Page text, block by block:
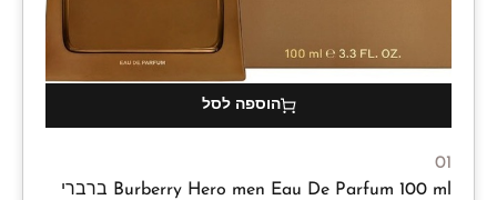
הוספה לסל
01
Burberry Hero men Eau De Parfum 100 ml ברברי